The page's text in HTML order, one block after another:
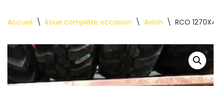
Accueil \ Roue complète occasion \ Avion \ RCO